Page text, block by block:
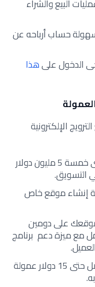
البيع والشراء
حساب أرباحه عن
الدخول علىهذا
الإلكترونية
يقدم سنوياً عمولات تصل حتى خمسة 5 مليون دولار
التسويق.
إنشاء موقع خاص
على دومين
مع ميزة دعم برنامج
نسبة العمولة لديه مرتفعة تصل حتى 15 دولار عمولة